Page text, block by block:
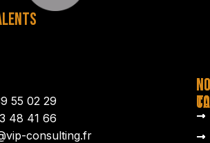
55 02 29
48 41 66
consulting.fr